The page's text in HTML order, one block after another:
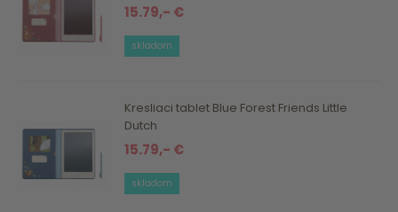
15.79,- €
skladom
Kresliaci tablet Blue Forest Friends Little
Dutch
15.79,- €
skladom